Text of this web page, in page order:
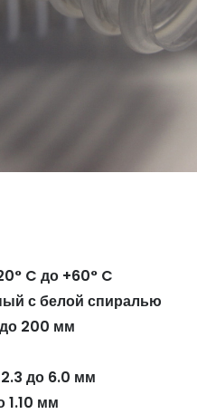
C до +60° C
с белой спиралью
до 200 мм
до 6.0 мм
1.10 мм